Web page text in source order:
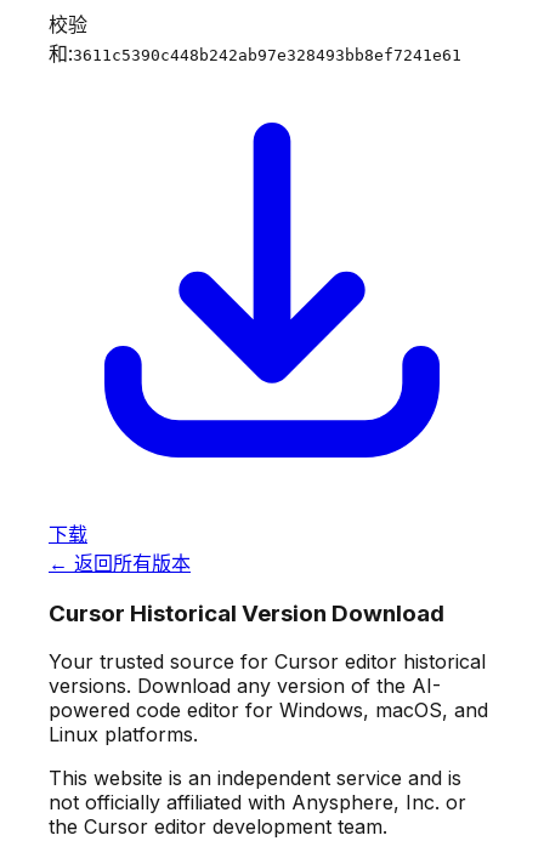
校验
和:3611c5390c448b242ab97e328493bb8ef7241e61
下载
← 返回所有版本
Cursor Historical Version Download
Your trusted source for Cursor editor historical
versions. Download any version of the AI-
powered code editor for Windows, macOS, and
Linux platforms.
This website is an independent service and is
not officially affiliated with Anysphere, Inc. or
the Cursor editor development team.